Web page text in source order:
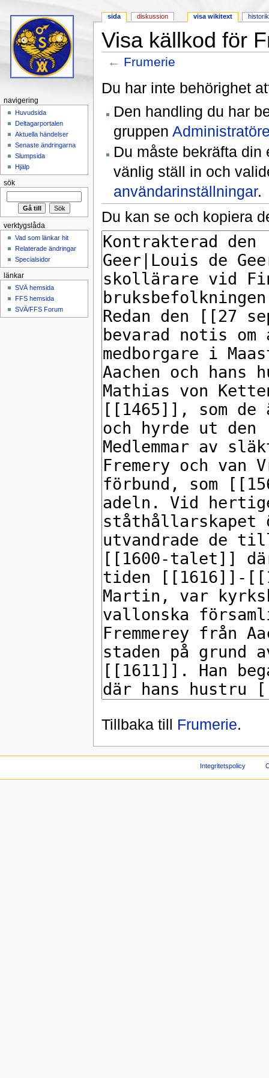
Visa källkod för
← Frumerie
Du har inte behörighet
Den handling du har
gruppen
Du måste bekräfta din
vänlig ställ in och
användarinställningar.
Du kan se och kopiera
Tillbaka till Frumerie.
sida diskussion visa wikitext historik
navigering
Huvudsida
Deltagarportalen
Aktuella händelser
Senaste ändringarna
Slumpsida
Hjälp
sök
verktygslåda
Vad som länkar hit
Relaterade ändringar
Specialsidor
länkar
SVÄ hemsida
FFS hemsida
SVÄ/FFS Forum
Integritetspolicy